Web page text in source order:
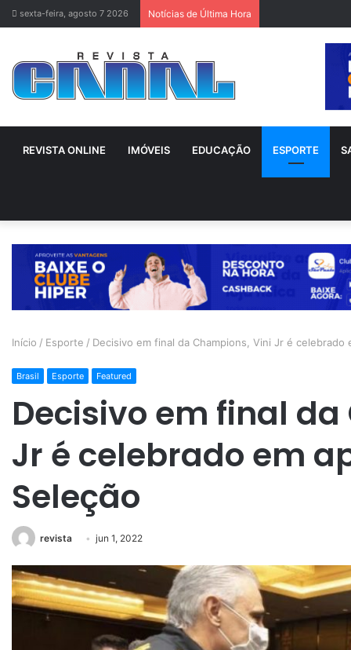
sexta-feira, agosto 7 2026 Notícias de Última Hora
REVISTA ONLINE IMÓVEIS EDUCAÇÃO ESPORTE
Início / Esporte / Decisivo em final da Champions, Vini Jr é celebrado
Brasil Esporte Featured
Decisivo em final
Jr é celebrado em
Seleção
revista jun 1, 2022